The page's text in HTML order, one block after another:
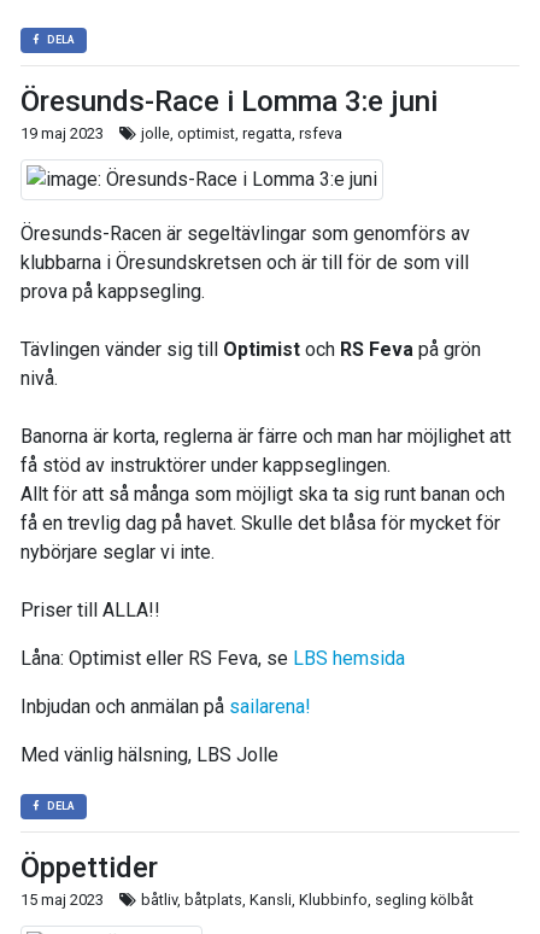
DELA
Öresunds-Race i Lomma 3:e juni
19 maj 2023 jolle, optimist, regatta, rsfeva
Öresunds-Racen är segeltävlingar som genomförs av
klubbarna i Öresundskretsen och är till för de som vill
prova på kappsegling.
Tävlingen vänder sig till Optimist och RS Feva på grön
nivå.
Banorna är korta, reglerna är färre och man har möjlighet att
få stöd av instruktörer under kappseglingen.
Allt för att så många som möjligt ska ta sig runt banan och
få en trevlig dag på havet. Skulle det blåsa för mycket för
nybörjare seglar vi inte.
Priser till ALLA!!
Låna: Optimist eller RS Feva, se LBS hemsida
Inbjudan och anmälan på sailarena!
Med vänlig hälsning, LBS Jolle
DELA
Öppettider
15 maj 2023 båtliv, båtplats, Kansli, Klubbinfo, segling kölbåt